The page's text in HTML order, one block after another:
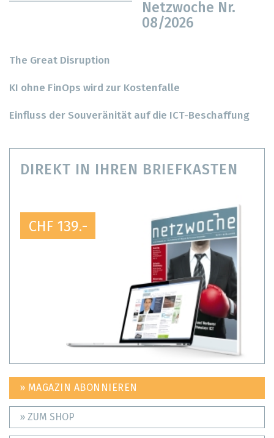
Netzwoche Nr.
08/2026
The Great Disruption
KI ohne FinOps wird zur Kostenfalle
Einfluss der Souveränität auf die ICT-Beschaffung
DIREKT IN IHREN BRIEFKASTEN
CHF 139.-
» MAGAZIN ABONNIEREN
» ZUM SHOP